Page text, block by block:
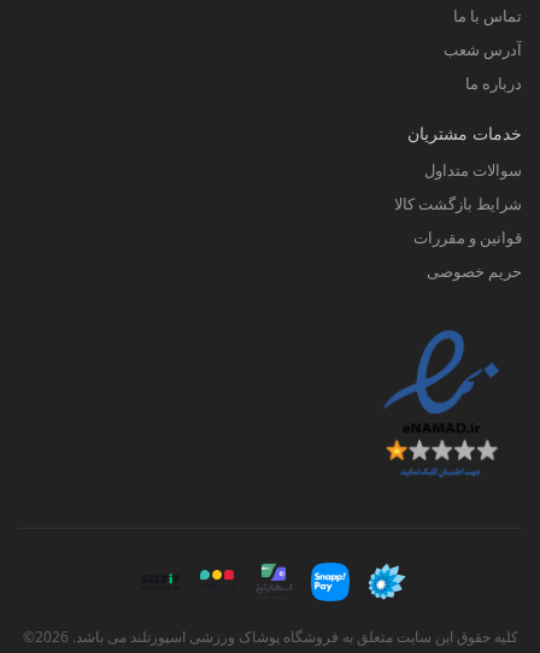
تماس با ما
آدرس شعب
درباره ما
خدمات مشتریان
سوالات متداول
شرایط بازگشت کالا
قوانین و مقررات
حریم خصوصی
کلیه حقوق این سایت متعلق به فروشگاه پوشاک ورزشی اسپورتلند می باشد. 2026©